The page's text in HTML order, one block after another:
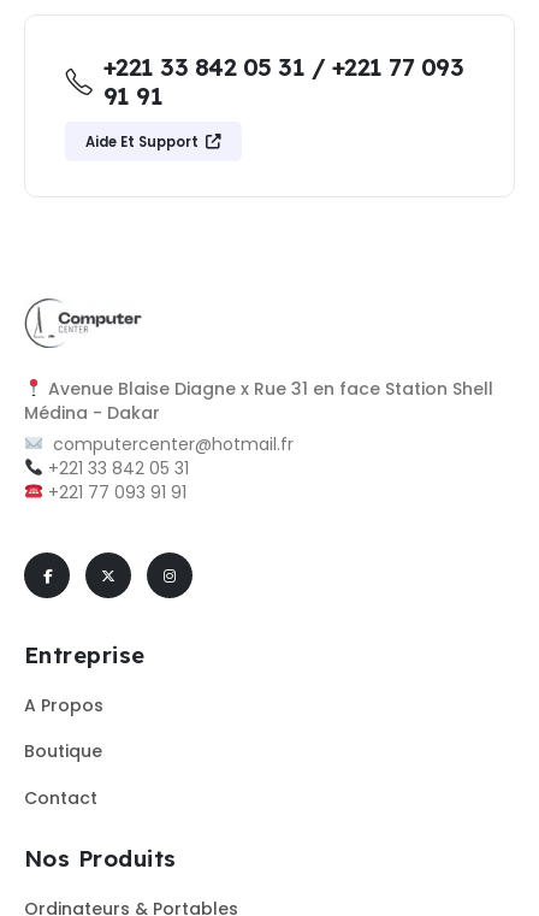
+221 33 842 05 31 / +221 77 093
91 91
Aide Et Support
Avenue Blaise Diagne x Rue 31 en face Station Shell
Médina - Dakar
computercenter@hotmail.fr
+221 33 842 05 31
+221 77 093 91 91
Entreprise
A Propos
Boutique
Contact
Nos Produits
Ordinateurs & Portables